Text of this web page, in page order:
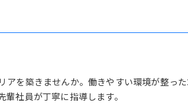
を築きませんか。働きやすい環境が整っ
社員が丁寧に指導します。